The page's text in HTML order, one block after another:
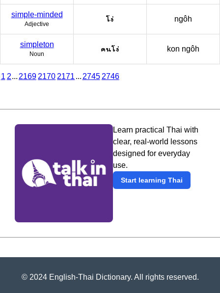
simple-minded
Adjective
โง่ ngôh
simpleton
Noun
คนโง่ kon ngôh
1 2... 2169 2170 2171 ... 2745 2746
Learn practical Thai with
clear, real-world lessons
designed for everyday
use.
Start learning Thai
© 2024 English-Thai Dictionary. All rights reserved.